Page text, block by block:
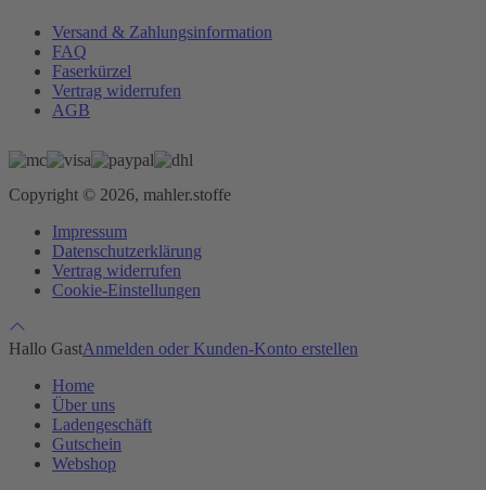
Versand & Zahlungsinformation
FAQ
Faserkürzel
Vertrag widerrufen
AGB
Copyright © 2026, mahler.stoffe
Impressum
Datenschutzerklärung
Vertrag widerrufen
Cookie-Einstellungen
Hallo GastAnmelden oder Kunden-Konto erstellen
Home
Über uns
Ladengeschäft
Gutschein
Webshop